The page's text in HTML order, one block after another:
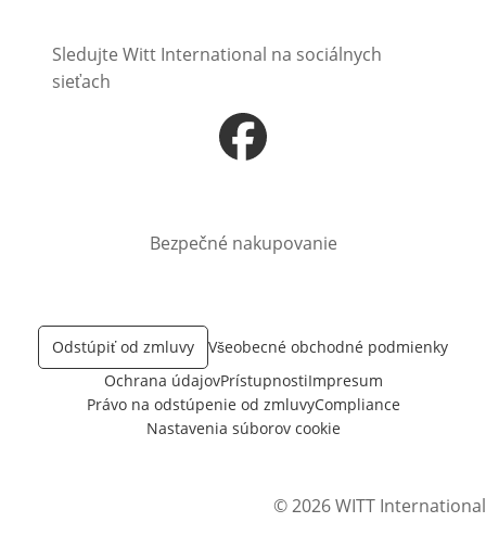
Sledujte Witt International na sociálnych
sieťach
Otvorí sa vnovom okne
Bezpečné nakupovanie
Odstúpiť od zmluvy
Všeobecné obchodné podmienky
Ochrana údajovPrístupnostiImpresum
Právo na odstúpenie od zmluvyCompliance
Nastavenia súborov cookie
© 2026 WITT International